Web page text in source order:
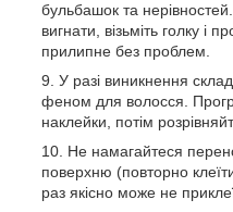
бульбашок та
вигнати, візьміть голку і
прилипне без проблем.
У разі виникнення
феном для волосся.
наклейки, потім
Не намагайтеся
поверхню (повторно
раз якісно може не